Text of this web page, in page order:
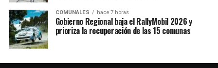
COMUNALES hace 7 horas
Gobierno Regional baja el RallyMobil 2026 y
prioriza la recuperación de las 15 comunas